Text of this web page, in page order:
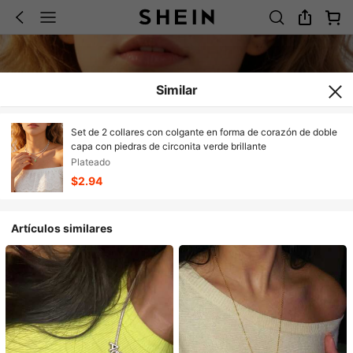
Similar
Set de 2 collares con colgante en forma de corazón de doble
capa con piedras de circonita verde brillante
Plateado
$2.94
Artículos similares